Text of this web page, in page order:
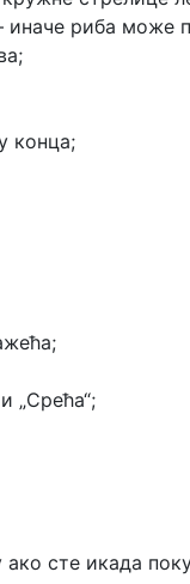
иначе риба може
конца;
„Срећа“;
сте икада